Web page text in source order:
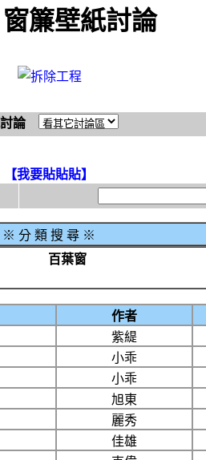
簾壁紙討論
討論
【我要貼貼貼】
※ 分 類 搜 尋 ※
百葉窗
作者
紫緹
小乖
小乖
旭東
麗秀
佳雄